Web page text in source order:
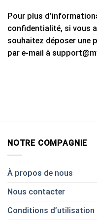
Pour plus
confidentialité, si vous
souhaitez déposer une
par e-mail à
NOTRE COMPAGNIE
À propos de nous
Nous contacter
Conditions d’utilisation